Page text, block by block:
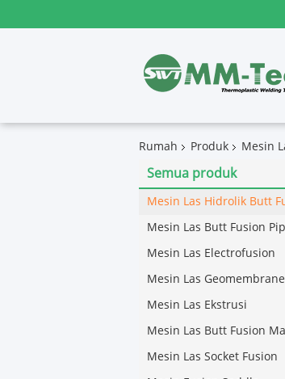
Rumah Produk Mesin
Semua produk
Mesin Las Hidrolik Butt
Mesin Las Butt Fusion
Mesin Las Electrofusion
Mesin Las Geomembrane
Mesin Las Ekstrusi
Mesin Las Butt Fusion
Mesin Las Socket Fusion